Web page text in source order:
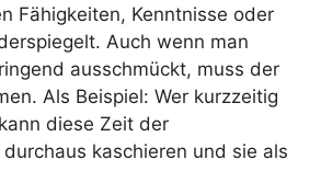
Fähigkeiten, Kenntnisse oder
Auch wenn man
ausschmückt, muss der
Als Beispiel: Wer kurzzeitig
diese Zeit der
kaschieren und sie als